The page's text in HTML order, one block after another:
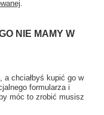
.
NIE MAMY W
a chciałbyś kupić go w
formularza i
móc to zrobić musisz